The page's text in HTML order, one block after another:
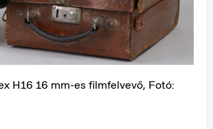
H16 16 mm-es filmfelvevő, Fotó: